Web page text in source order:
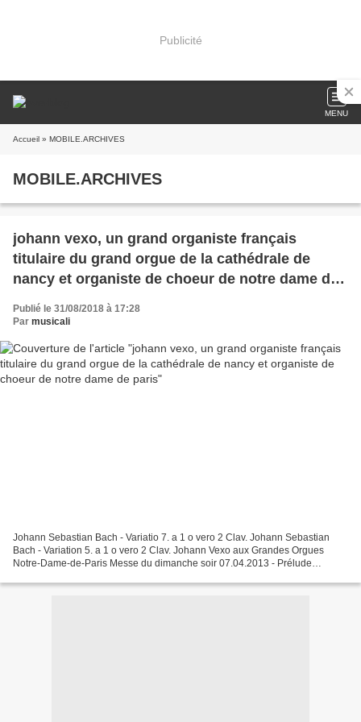
Publicité
MENU
Accueil » MOBILE.ARCHIVES
MOBILE.ARCHIVES
johann vexo, un grand organiste français
titulaire du grand orgue de la cathédrale de
nancy et organiste de choeur de notre dame de
paris
Publié le 31/08/2018 à 17:28
Par musicali
Johann Sebastian Bach - Variatio 7. a 1 o vero 2 Clav. Johann Sebastian
Bach - Variation 5. a 1 o vero 2 Clav. Johann Vexo aux Grandes Orgues
Notre-Dame-de-Paris Messe du dimanche soir 07.04.2013 - Prélude